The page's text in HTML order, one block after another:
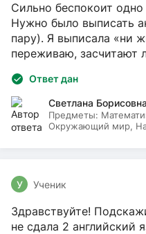
Сильно беспокоит
Нужно было выписать
пару). Я выписала «ни
переживаю, засчитают
Ответ дан
Светлана Борисовна
Предметы:
Окружающий мир,
У Ученик
Здравствуйте!
не сдала 2 английский